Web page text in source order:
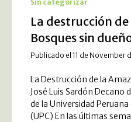
Sin categorizar
La destrucción
Bosques sin
Publicado el 11 de November
La Destrucción de la
José Luis Sardón Decano
de la Universidad Peruana
(UPC) En las últimas